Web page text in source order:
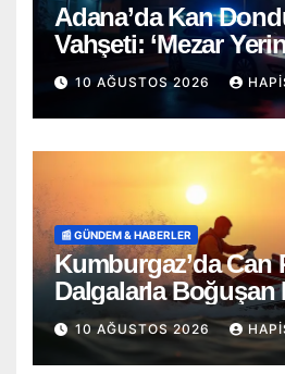
Adana’da Kan
Vahşeti: ‘Mezar
Diyerek 8 Yerinden
10 AĞUSTOS 2026
📰 GÜNDEM & HABERLER
Kumburgaz’da Can
Dalgalarla Boğuşan
Saniyelerle
10 AĞUSTOS 2026